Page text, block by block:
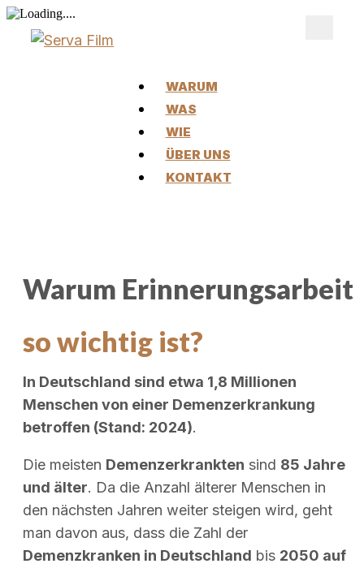
WARUM
WAS
WIE
ÜBER UNS
KONTAKT
Warum Erinnerungsarbeit
so wichtig ist?
In Deutschland sind etwa 1,8 Millionen
Menschen von einer Demenzerkrankung
betroffen (Stand: 2024).
Die meisten Demenzerkrankten sind 85 Jahre
und älter. Da die Anzahl älterer Menschen in
den nächsten Jahren weiter steigen wird, geht
man davon aus, dass die Zahl der
Demenzkranken in Deutschland bis 2050 auf